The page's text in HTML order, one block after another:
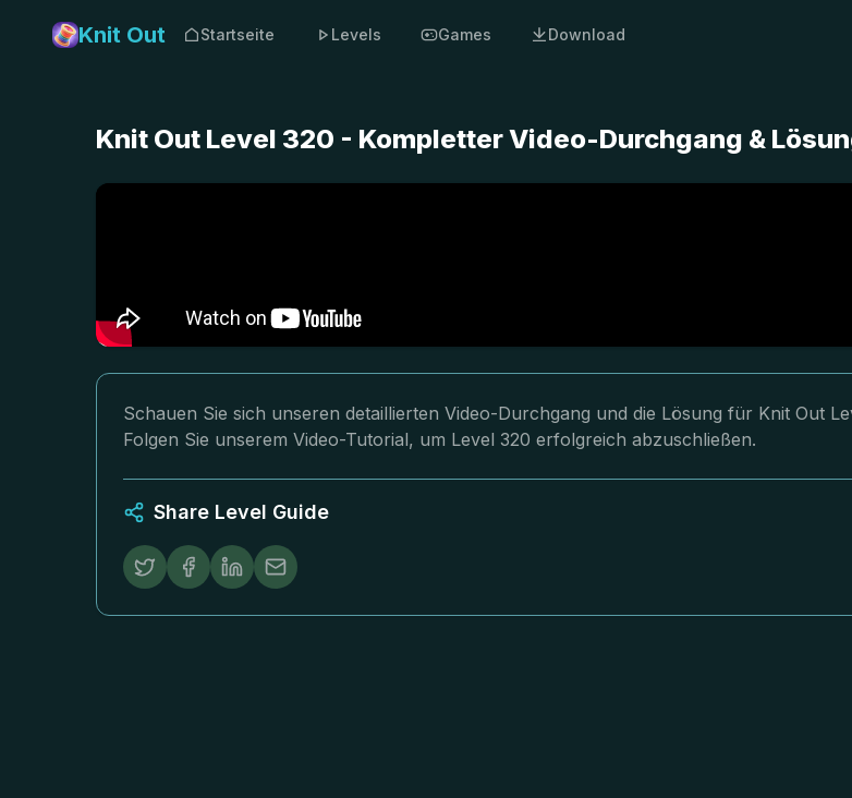
Knit Out Startseite Levels Games Download
Knit Out Level 320 - Kompletter Video-Durchgang &
Schauen Sie sich unseren detaillierten Video-Durchgang und die Lösung für Knit Out
Folgen Sie unserem Video-Tutorial, um Level 320 erfolgreich abzuschließen.
Share Level Guide